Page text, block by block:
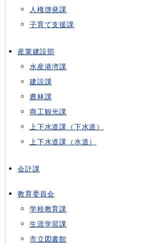
人権啓発課
子育て支援課
産業建設部
水産港湾課
建設課
農林課
商工観光課
上下水道課（下水道）
上下水道課（水道）
会計課
教育委員会
学校教育課
生涯学習課
市立図書館